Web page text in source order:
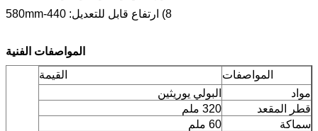
8) ارتفاع قابل للتعديل: 440-580mm
المواصفات الفنية
المواصفات
القيمة
مواد
البولي يوريثين
قطر المقعد
320 ملم
سماكة
60 ملم